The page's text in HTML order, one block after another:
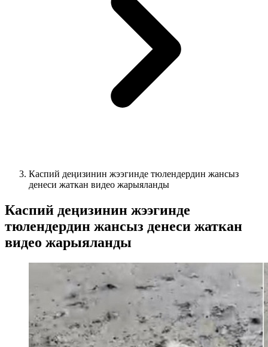
Каспий деңизинин жээгинде тюлендердин жансыз
денеси жаткан видео жарыяланды
Каспий деңизинин жээгинде
тюлендердин жансыз денеси жаткан
видео жарыяланды